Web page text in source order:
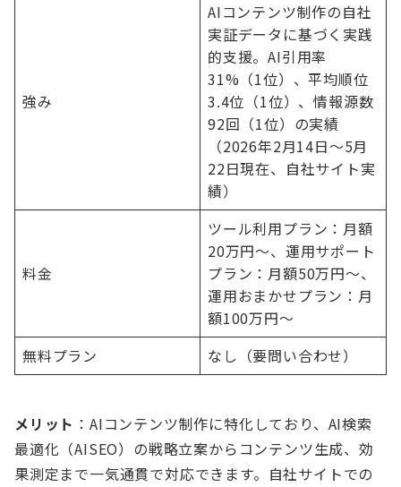
強み
AIコンテンツ制作の自社
実証データに基づく実践
的支援。AI引用率
31%（1位）、平均順位
3.4位（1位）、情報源数
92回（1位）の実績
（2026年2月14日〜5月
22日現在、自社サイト実
績）
料金
ツール利用プラン：月額
20万円〜、運用サポート
プラン：月額50万円〜、
運用おまかせプラン：月
額100万円〜
無料プラン
なし（要問い合わせ）
メリット ：AIコンテンツ制作に特化しており、AI検索
最適化（AISEO）の戦略立案からコンテンツ生成、効
果測定まで一気通貫で対応できます。自社サイトでの